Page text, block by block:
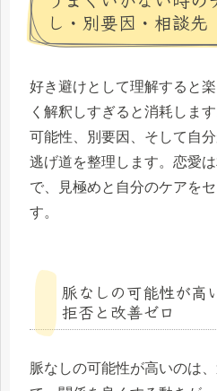
し・別要因・相談先
好き避けとして理解すると
く解釈しすぎると消耗しま
可能性、別要因、そして自
逃げ道を整理します。恋愛
で、見極めと自分のケアを
す。
脈なしの可能性が高
拒否と改善ゼロ
脈なしの可能性が高いのは